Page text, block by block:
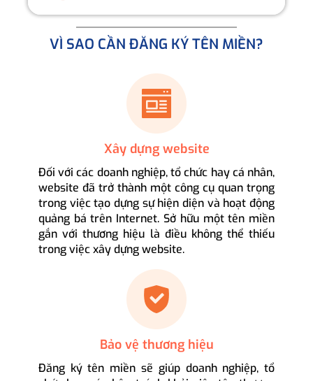
VÌ SAO CẦN ĐĂNG KÝ TÊN MIỀN?
Xây dựng website
Đối với các doanh nghiệp, tổ chức hay cá nhân,
website đã trở thành một công cụ quan trọng
trong việc tạo dựng sự hiện diện và hoạt động
quảng bá trên Internet. Sở hữu một tên miền
gắn với thương hiệu là điều không thể thiếu
trong việc xây dựng website.
Bảo vệ thương hiệu
Đăng ký tên miền sẽ giúp doanh nghiệp, tổ